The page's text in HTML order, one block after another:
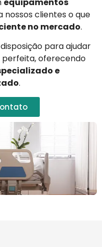
nossos clientes o que
no mercado.
para ajudar
oferecendo
e
.